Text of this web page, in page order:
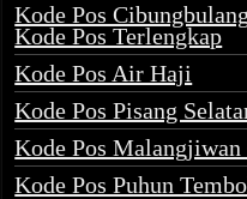
Kode Pos
Kode Pos Terlengkap
Kode Pos Air Haji
Kode Pos Pisang
Kode Pos
Kode Pos Puhun